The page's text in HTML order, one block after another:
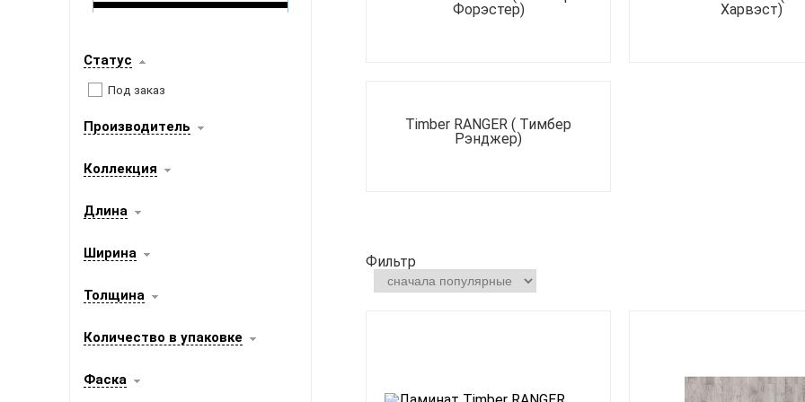
Статус
Под заказ
Производитель
Коллекция
Длина
Ширина
Толщина
Количество в упаковке
Фаска
Форэстер)
Харвэст)
Timber RANGER ( Тимбер
Рэнджер)
Фильтр